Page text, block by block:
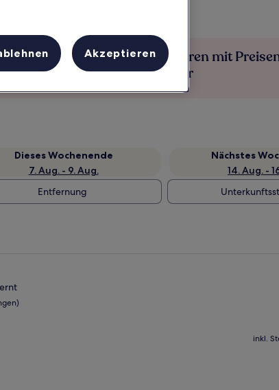
Mehr sparen mit
Mitglieder
Dieses Wochenende
7. Aug. - 9. Aug.
Nächstes
14. Aug. -
Entfernung
inkl.
Akzeptieren